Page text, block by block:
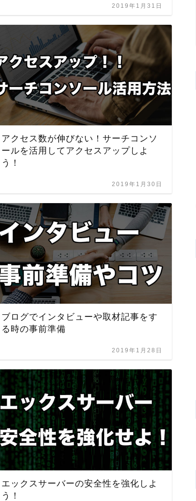
2019年1月31日
アクセス数が伸びない！サーチコンソ
ールを活用してアクセスアップしよ
う！
2019年1月30日
ブログでインタビューや取材記事をす
る時の事前準備
2019年1月28日
エックスサーバーの安全性を強化しよ
う！